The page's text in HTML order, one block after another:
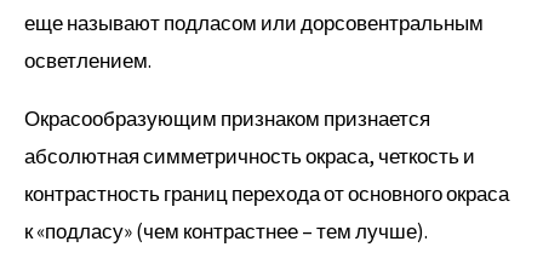
еще называют подласом или дорсовентральным
осветлением.
Окрасообразующим признаком признается
абсолютная симметричность окраса, четкость и
контрастность границ перехода от основного окраса
к «подласу» (чем контрастнее – тем лучше).